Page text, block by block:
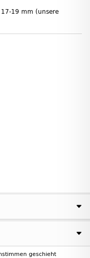
17-19 mm (unsere
geschieht